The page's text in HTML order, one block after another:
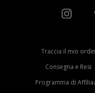
Traccia il mio
Consegna e Resi
Programma di